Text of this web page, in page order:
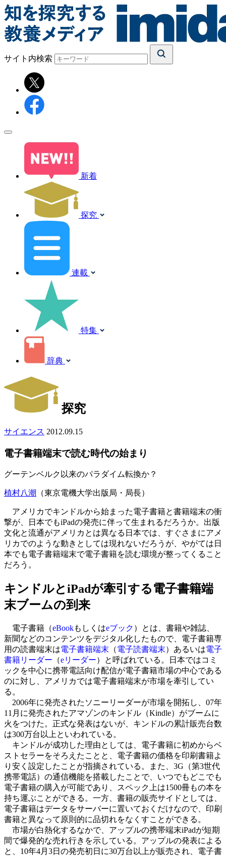
サイト内検索
新着
探究
連載
特集
辞典
探究
サイエンス 2012.09.15
電子書籍端末で読む時代の始まり
グーテンベルク以来のパラダイム転換か？
植村八潮 （東京電機大学出版局・局長）
アメリカでキンドルから始まった電子書籍と書籍端末の衝
撃が、日本でもiPadの発売に伴って生まれるだろうか。出版
文化と流通がアメリカとは異なる日本では、すぐさまにアメ
リカでのような動きとしては現れないだろうが、やがては日
本でも電子書籍端末で電子書籍を読む環境が整ってくること
だろう。
キンドルとiPadが牽引する電子書籍端
末ブームの到来
電子書籍（eBookもしくはeブック ）とは、書籍や雑誌、
新聞などのコンテンツをデジタル化したもので、電子書籍専
用の読書端末は電子書籍端末 （電子読書端末）あるいは電子
書籍リーダー （eリーダー）と呼ばれている。日本ではコミ
ックを中心に携帯電話向け配信が電子書籍市場の中心である
のに対し、アメリカでは電子書籍端末が市場を牽引してい
る。
2006年に発売されたソニーリーダーが市場を開拓し、07年
11月に発売されたアマゾンのキンドル（Kindle）がブームに
火をつけた。正式な発表はないが、キンドルの累計販売台数
は300万台以上といわれている。
キンドルが成功した理由としては、電子書籍に初めからベ
ストセラーをそろえたことと、電子書籍の価格を印刷書籍よ
り安く設定したことが指摘されている。また、3G（第3世代
携帯電話）の通信機能を搭載したことで、いつでもどこでも
電子書籍の購入が可能であり、スペック上は1500冊もの本を
持ち運ぶことができる。一方、書籍の販売サイドとしては、
電子書籍はデータをサーバーに置いておくだけなので、印刷
書籍と異なって原則的に品切れをなくすことができる。
市場が白熱化するなかで、アップルの携帯端末iPadが短期
間で爆発的な売れ行きを示している。アップルの発表による
と、10年4月3日の発売初日に30万台以上が販売され、電子書